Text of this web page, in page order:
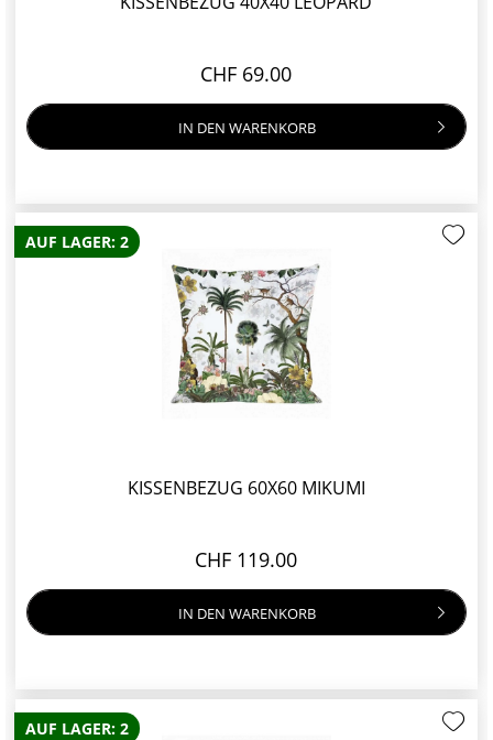
CHF 69.00
IN DEN WARENKORB
AUF LAGER: 2
KISSENBEZUG 60X60 MIKUMI
CHF 119.00
IN DEN WARENKORB
AUF LAGER: 2